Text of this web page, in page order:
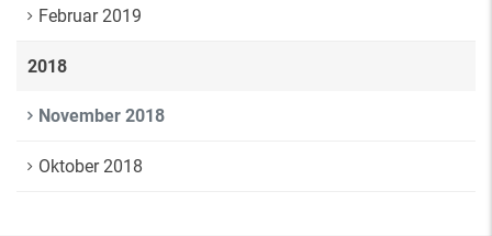
Februar 2019
2018
November 2018
Oktober 2018